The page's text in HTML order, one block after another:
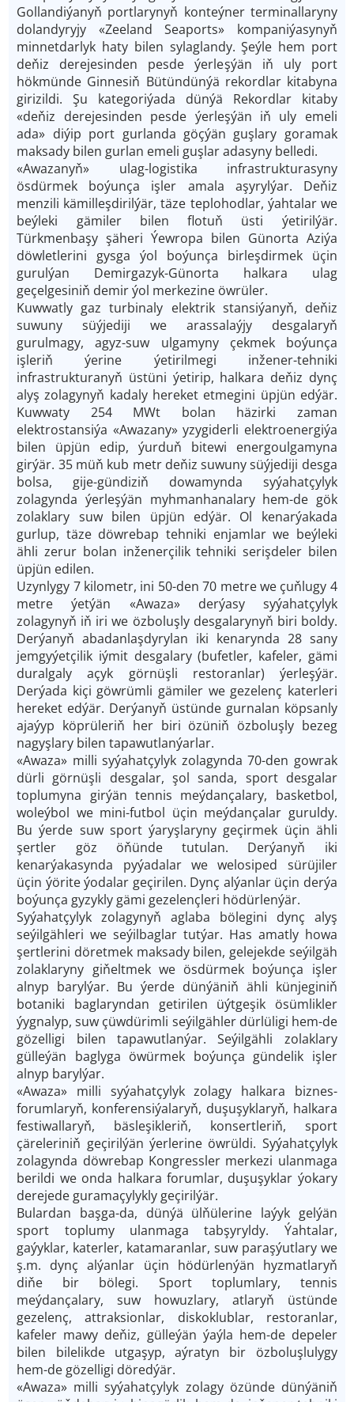
Gollandiýanyň portlarynyň konteýner terminallaryny
dolandyryjy «Zeeland Seaports» kompaniýasynyň
minnetdarlyk haty bilen sylaglandy. Şeýle hem port
deňiz derejesinden pesde ýerleşýän iň uly port
hökmünde Ginnesiň Bütündünýä rekordlar kitabyna
girizildi. Şu kategoriýada dünýä Rekordlar kitaby
«deňiz derejesinden pesde ýerleşýän iň uly emeli
ada» diýip port gurlanda göçýän guşlary goramak
maksady bilen gurlan emeli guşlar adasyny belledi.
«Awazanyň» ulag-logistika infrastrukturasyny
ösdürmek boýunça işler amala aşyrylýar. Deňiz
menzili kämilleşdirilýär, täze teplohodlar, ýahtalar we
beýleki gämiler bilen flotuň üsti ýetirilýär.
Türkmenbaşy şäheri Ýewropa bilen Günorta Aziýa
döwletlerini gysga ýol boýunça birleşdirmek üçin
gurulýan Demirgazyk-Günorta halkara ulag
geçelgesiniň demir ýol merkezine öwrüler.
Kuwwatly gaz turbinaly elektrik stansiýanyň, deňiz
suwuny süýjediji we arassalaýjy desgalaryň
gurulmagy, agyz-suw ulgamyny çekmek boýunça
işleriň ýerine ýetirilmegi inžener-tehniki
infrastrukturanyň üstüni ýetirip, halkara deňiz dynç
alyş zolagynyň kadaly hereket etmegini üpjün edýär.
Kuwwaty 254 MWt bolan häzirki zaman
elektrostansiýa «Awazany» yzygiderli elektroenergiýa
bilen üpjün edip, ýurduň bitewi energoulgamyna
girýär. 35 müň kub metr deňiz suwuny süýjediji desga
bolsa, gije-gündiziň dowamynda syýahatçylyk
zolagynda ýerleşýän myhmanhanalary hem-de gök
zolaklary suw bilen üpjün edýär. Ol kenarýakada
gurlup, täze döwrebap tehniki enjamlar we beýleki
ähli zerur bolan inženerçilik tehniki serişdeler bilen
üpjün edilen.
Uzynlygy 7 kilometr, ini 50-den 70 metre we çuňlugy 4
metre ýetýän «Awaza» derýasy syýahatçylyk
zolagynyň iň iri we özboluşly desgalarynyň biri boldy.
Derýanyň abadanlaşdyrylan iki kenarynda 28 sany
jemgyýetçilik iýmit desgalary (bufetler, kafeler, gämi
duralgaly açyk görnüşli restoranlar) ýerleşýär.
Derýada kiçi göwrümli gämiler we gezelenç katerleri
hereket edýär. Derýanyň üstünde gurnalan köpsanly
ajaýyp köprüleriň her biri özüniň özboluşly bezeg
nagyşlary bilen tapawutlanýarlar.
«Awaza» milli syýahatçylyk zolagynda 70-den gowrak
dürli görnüşli desgalar, şol sanda, sport desgalar
toplumyna girýän tennis meýdançalary, basketbol,
woleýbol we mini-futbol üçin meýdançalar guruldy.
Bu ýerde suw sport ýaryşlaryny geçirmek üçin ähli
şertler göz öňünde tutulan. Derýanyň iki
kenarýakasynda pyýadalar we welosiped sürüjiler
üçin ýörite ýodalar geçirilen. Dynç alýanlar üçin derýa
boýunça gyzykly gämi gezelençleri hödürlenýär.
Syýahatçylyk zolagynyň aglaba bölegini dynç alyş
seýilgähleri we seýilbaglar tutýar. Has amatly howa
şertlerini döretmek maksady bilen, gelejekde seýilgäh
zolaklaryny giňeltmek we ösdürmek boýunça işler
alnyp barylýar. Bu ýerde dünýäniň ähli künjeginiň
botaniki baglaryndan getirilen üýtgeşik ösümlikler
ýygnalyp, suw çüwdürimli seýilgähler dürlüligi hem-de
gözelligi bilen tapawutlanýar. Seýilgähli zolaklary
gülleýän baglyga öwürmek boýunça gündelik işler
alnyp barylýar.
«Awaza» milli syýahatçylyk zolagy halkara biznes-
forumlaryň, konferensiýalaryň, duşuşyklaryň, halkara
festiwallaryň, bäsleşikleriň, konsertleriň, sport
çäreleriniň geçirilýän ýerlerine öwrüldi. Syýahatçylyk
zolagynda döwrebap Kongressler merkezi ulanmaga
berildi we onda halkara forumlar, duşuşyklar ýokary
derejede guramaçylykly geçirilýär.
Bulardan başga-da, dünýä ülňülerine laýyk gelýän
sport toplumy ulanmaga tabşyryldy. Ýahtalar,
gaýyklar, katerler, katamaranlar, suw paraşýutlary we
ş.m. dynç alýanlar üçin hödürlenýän hyzmatlaryň
diňe bir bölegi. Sport toplumlary, tennis
meýdançalary, suw howuzlary, atlaryň üstünde
gezelenç, attraksionlar, diskoklublar, restoranlar,
kafeler mawy deňiz, gülleýän ýaýla hem-de depeler
bilen bilelikde utgaşyp, aýratyn bir özboluşlulygy
hem-de gözelligi döredýär.
«Awaza» milli syýahatçylyk zolagy özünde dünýäniň